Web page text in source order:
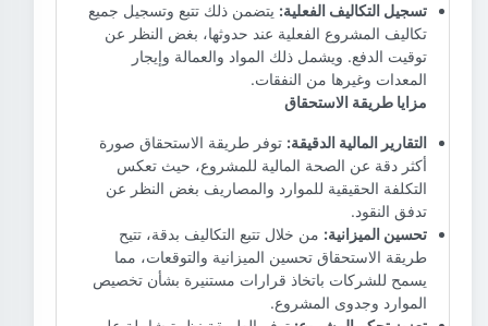
تسجيل التكاليف الفعلية: يتضمن ذلك تتبع وتسجيل جميع
تكاليف المشروع الفعلية عند حدوثها، بغض النظر عن
توقيت الدفع. ويشمل ذلك المواد والعمالة وإيجار
المعدات وغيرها من النفقات.
مزايا طريقة الاستحقاق
التقارير المالية الدقيقة: توفر طريقة الاستحقاق صورة
أكثر دقة عن الصحة المالية للمشروع، حيث تعكس
التكلفة الحقيقية للموارد والمصاريف بغض النظر عن
تدفق النقود.
تحسين الميزانية: من خلال تتبع التكاليف بدقة، تتيح
طريقة الاستحقاق تحسين الميزانية والتوقعات، مما
يسمح للشركات باتخاذ قرارات مستنيرة بشأن تخصيص
الموارد وجدوى المشروع.